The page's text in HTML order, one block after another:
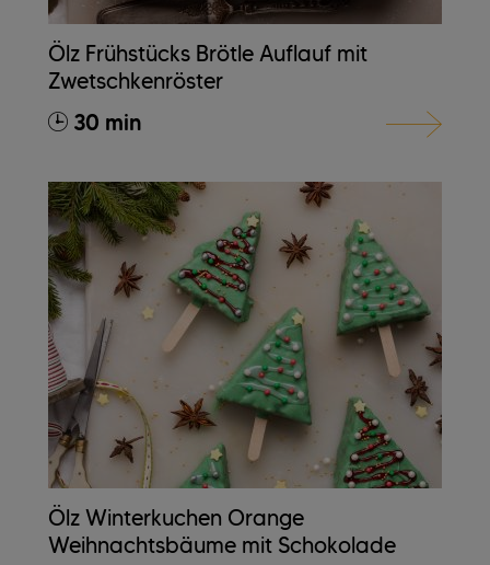
Ölz Frühstücks Brötle Auflauf mit
Zwetschkenröster
30 min
Ölz Winterkuchen Orange
Weihnachtsbäume mit Schokolade